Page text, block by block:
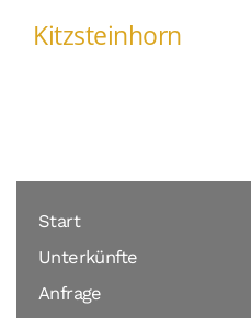
Kitzsteinhorn
Start
Unterkünfte
Anfrage